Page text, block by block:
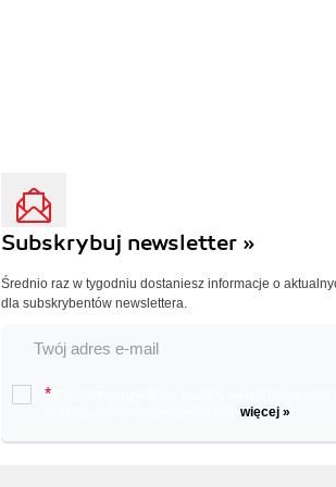
Subskrybuj newsletter »
Średnio raz w tygodniu dostaniesz informacje o
dla subskrybentów newslettera.
*
więcej »